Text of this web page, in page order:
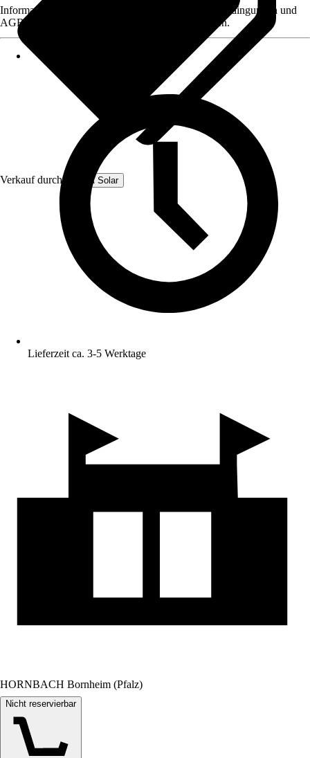
Verkauf durch: HEPA Solar
Informationen des Verkäufers, wie z. B. Rückgabebedingungen und
AGB, finden Sie bei Klick auf den Verkäufernamen.
Lieferzeit ca. 3-5 Werktage
HORNBACH Bornheim (Pfalz)
Nicht reservierbar